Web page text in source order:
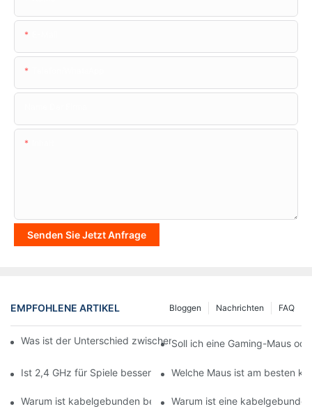
Senden Sie Jetzt Anfrage
EMPFOHLENE ARTIKEL FAQ
Nachrichten
Bloggen
Was ist der Unterschied zwischen Gaming- und
Soll ich eine Gaming-Maus
Ist 2,4 GHz für Spiele besser als 5 GHz?Welche Maus ist am besten
Warum ist kabelgebunden besser als kabellos für Spiele?
Warum ist eine